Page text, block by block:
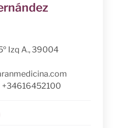
Izq A., 39004
+34616452100